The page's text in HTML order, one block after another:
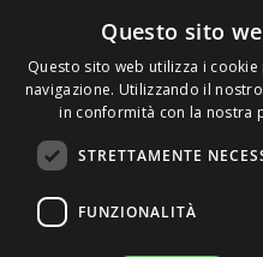
DELLA TORRE, 15 –
Questo sito
Questo sito web utilizza i
navigazione. Utilizzando il
in conformità con la nostra
STRETTAMENTE
FUNZIONALITÀ